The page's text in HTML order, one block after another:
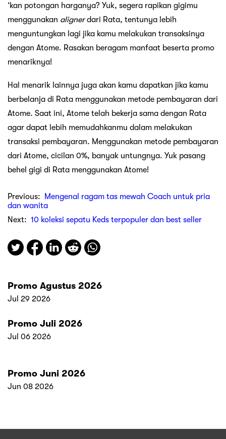
‘kan potongan harganya? Yuk, segera rapikan gigimu
menggunakan alignerdari Rata, tentunya lebih
menguntungkan lagi jika kamu melakukan transaksinya
dengan Atome. Rasakan beragam manfaat beserta promo
menariknya!
Hal menarik lainnya juga akan kamu dapatkan jika kamu
berbelanja di Rata menggunakan metode pembayaran dari
Atome. Saat ini, Atome telah bekerja sama dengan Rata
agar dapat lebih memudahkanmu dalam melakukan
transaksi pembayaran. Menggunakan metode pembayaran
dari Atome, cicilan 0%, banyak untungnya. Yuk pasang
behel gigi di Rata menggunakan Atome!
Previous:
Mengenal ragam tas mewah Coach untuk pria
dan wanita
Next: 10 koleksi sepatu Keds terpopuler dan best seller
Promo Agustus 2026
Jul 29 2026
Promo Juli 2026
Jul 06 2026
Promo Juni 2026
Jun 08 2026